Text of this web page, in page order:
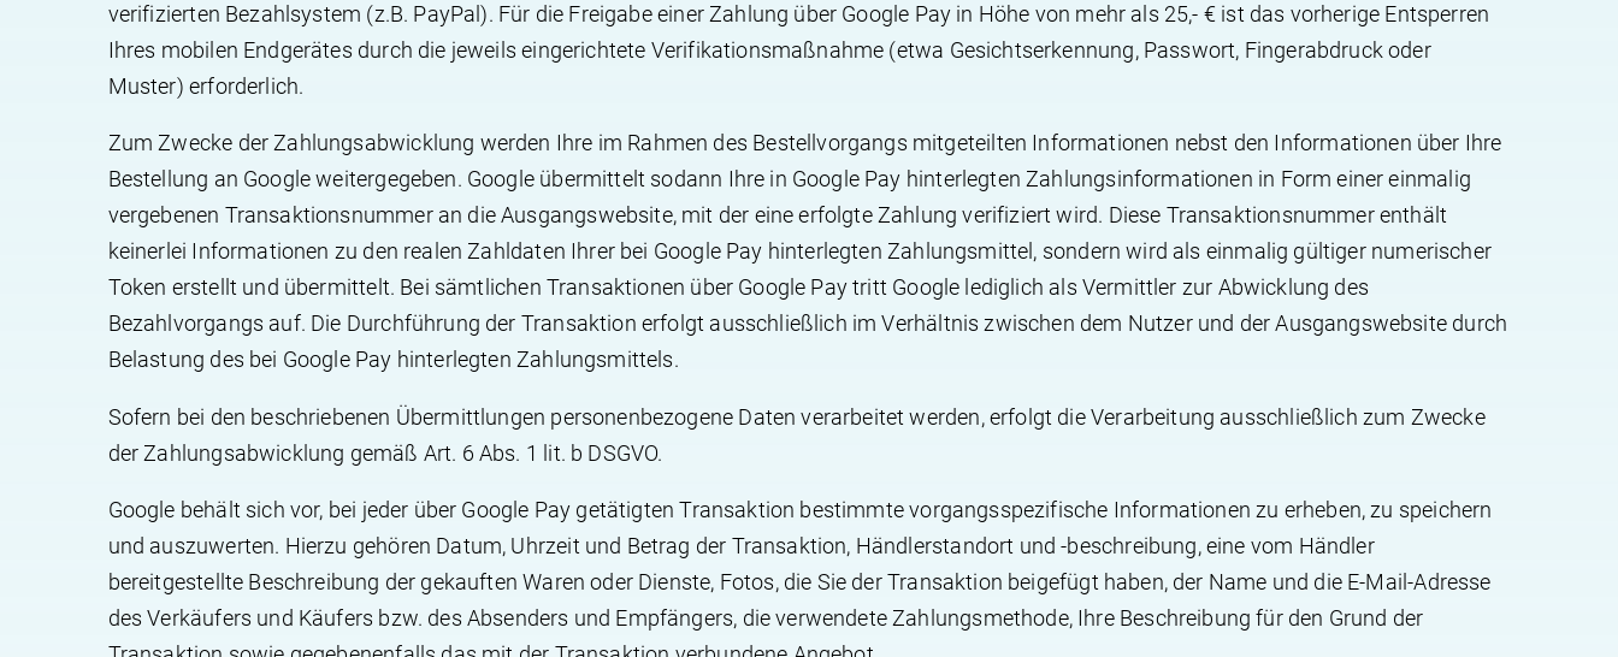
verifizierten Bezahlsystem (z.B. PayPal). Für die Freigabe einer Zahlung über Google Pay in Höhe von mehr als 25,- € ist das vorherige Entsperren
Ihres mobilen Endgerätes durch die jeweils eingerichtete Verifikationsmaßnahme (etwa Gesichtserkennung, Passwort, Fingerabdruck oder
Muster) erforderlich.
Zum Zwecke der Zahlungsabwicklung werden Ihre im Rahmen des Bestellvorgangs mitgeteilten Informationen nebst den Informationen über Ihre
Bestellung an Google weitergegeben. Google übermittelt sodann Ihre in Google Pay hinterlegten Zahlungsinformationen in Form einer einmalig
vergebenen Transaktionsnummer an die Ausgangswebsite, mit der eine erfolgte Zahlung verifiziert wird. Diese Transaktionsnummer enthält
keinerlei Informationen zu den realen Zahldaten Ihrer bei Google Pay hinterlegten Zahlungsmittel, sondern wird als einmalig gültiger numerischer
Token erstellt und übermittelt. Bei sämtlichen Transaktionen über Google Pay tritt Google lediglich als Vermittler zur Abwicklung des
Bezahlvorgangs auf. Die Durchführung der Transaktion erfolgt ausschließlich im Verhältnis zwischen dem Nutzer und der Ausgangswebsite durch
Belastung des bei Google Pay hinterlegten Zahlungsmittels.
Sofern bei den beschriebenen Übermittlungen personenbezogene Daten verarbeitet werden, erfolgt die Verarbeitung ausschließlich zum Zwecke
der Zahlungsabwicklung gemäß Art. 6 Abs. 1 lit. b DSGVO.
Google behält sich vor, bei jeder über Google Pay getätigten Transaktion bestimmte vorgangsspezifische Informationen zu erheben, zu speichern
und auszuwerten. Hierzu gehören Datum, Uhrzeit und Betrag der Transaktion, Händlerstandort und -beschreibung, eine vom Händler
bereitgestellte Beschreibung der gekauften Waren oder Dienste, Fotos, die Sie der Transaktion beigefügt haben, der Name und die E-Mail-Adresse
des Verkäufers und Käufers bzw. des Absenders und Empfängers, die verwendete Zahlungsmethode, Ihre Beschreibung für den Grund der